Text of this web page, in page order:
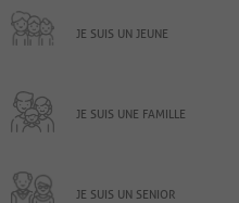
JE SUIS UN JEUNE
JE SUIS UNE FAMILLE
JE SUIS UN SENIOR